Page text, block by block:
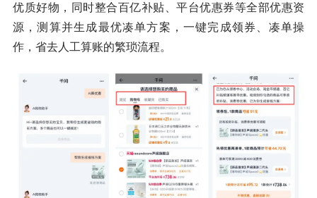
优质好物，同时整合百亿补贴、平台优惠券等全部优惠资
源，测算并生成最优凑单方案，一键完成领券、凑单操
作，省去人工算账的繁琐流程。